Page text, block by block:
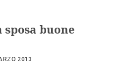
buone
2013